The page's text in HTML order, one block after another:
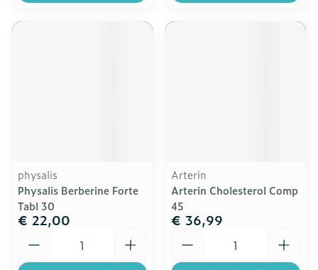
physalis
Physalis Berberine Forte
Tabl 30
€ 22,00
Arterin
Arterin Cholesterol Comp
45
€ 36,99